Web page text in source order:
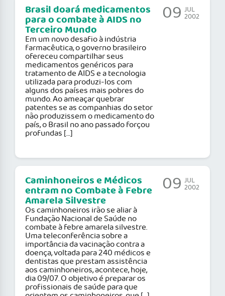
Brasil doará medicamentos
para o combate à AIDS no
Terceiro Mundo
Em um novo desafio à indústria
farmacêutica, o governo brasileiro
ofereceu compartilhar seus
medicamentos genéricos para
tratamento de AIDS e a tecnologia
utilizada para produzi-los com
alguns dos países mais pobres do
mundo. Ao ameaçar quebrar
patentes se as companhias do setor
não produzissem o medicamento do
país, o Brasil no ano passado forçou
profundas […]
09 JUL
2002
Caminhoneiros e Médicos
entram no Combate à Febre
Amarela Silvestre
Os caminhoneiros irão se aliar à
Fundação Nacional de Saúde no
combate à febre amarela silvestre.
Uma teleconferência sobre a
importância da vacinação contra a
doença, voltada para 240 médicos e
dentistas que prestam assistência
aos caminhoneiros, acontece, hoje,
dia 09/07. O objetivo é preparar os
profissionais de saúde para que
09 JUL
2002